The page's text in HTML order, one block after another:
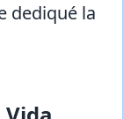
dediqué la